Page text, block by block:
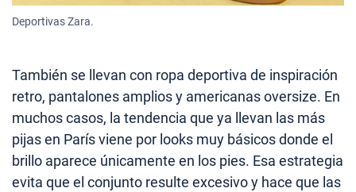
Deportivas Zara.
También se llevan con ropa deportiva de inspiración
retro, pantalones amplios y americanas oversize. En
muchos casos, la tendencia que ya llevan las más
pijas en París viene por looks muy básicos donde el
brillo aparece únicamente en los pies. Esa estrategia
evita que el conjunto resulte excesivo y hace que las